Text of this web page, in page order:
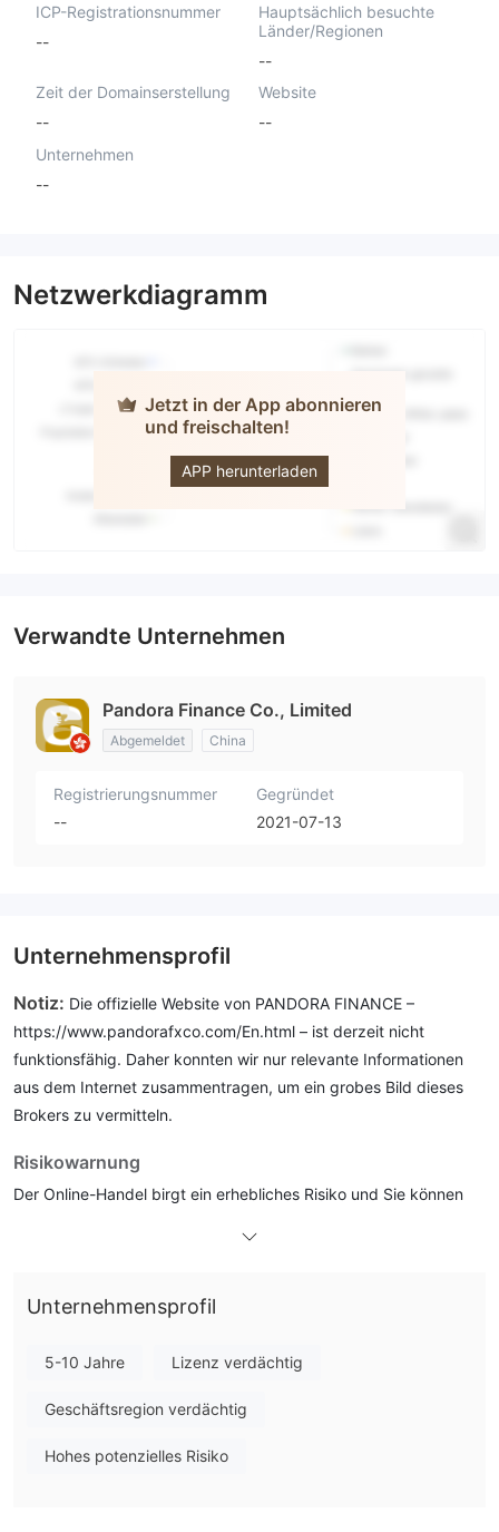
ICP-Registrationsnummer
--
Hauptsächlich besuchte
Länder/Regionen
--
Zeit der Domainserstellung
--
Website
--
Unternehmen
--
Netzwerkdiagramm
Jetzt in der App abonnieren
und freischalten!
APP herunterladen
Pandora
Verwandte Unternehmen
Pandora Finance Co., Limited
Abgemeldet China
Registrierungsnummer
--
Gegründet
2021-07-13
Unternehmensprofil
Notiz: Die offizielle Website von PANDORA FINANCE –
https://www.pandorafxco.com/En.html – ist derzeit nicht
funktionsfähig. Daher konnten wir nur relevante Informationen
aus dem Internet zusammentragen, um ein grobes Bild dieses
Brokers zu vermitteln.
Risikowarnung
Der Online-Handel birgt ein erhebliches Risiko und Sie können
dass die in diesem Artikel enthaltenen Informationen nur
Pandora Finance ist ein globales Maklerunternehmen mit Sitz in
Unternehmensprofil
5-10 Jahre Lizenz verdächtig
Geschäftsregion verdächtig
Hohes potenzielles Risiko